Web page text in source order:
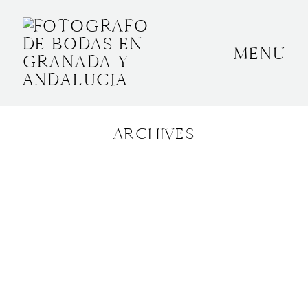
MENU
ARCHIVES
BODAS